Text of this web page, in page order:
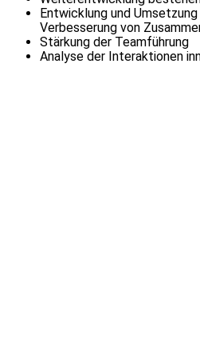
Entwicklung und
Verbesserung von
Stärkung der Teamführung
Analyse der Interaktionen